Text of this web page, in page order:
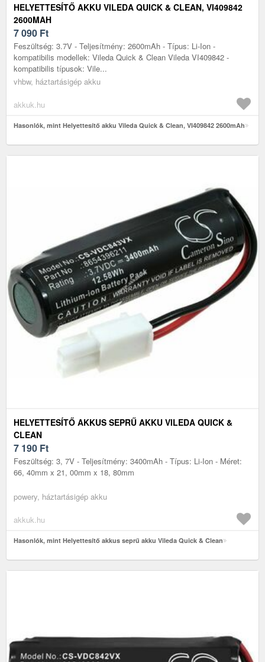
HELYETTESÍTŐ AKKU VILEDA QUICK & CLEAN, VI409842
2600MAH
7 090 Ft
Feszültség: 3.7V - Teljesítmény: 2600mAh - Típus: Li-Ion -
kompatibilis modellek: Vileda Quick & Clean Vileda VI409842 -
kompatibilis típusok: Vile...
vhbw, háztartásigép akku
akkuk.hu
Hasonlók, mint Helyettesítő akku Vileda Quick & Clean, VI409842 2600mAh
HELYETTESÍTŐ AKKUS SEPRŰ AKKU VILEDA QUICK &
CLEAN
7 190 Ft
Feszültség: 3, 7V - Teljesítmény: 3400mAh - Típus: Li-Ion - Méret:
66, 40mm x 21, 00mm x 18, 80mm
powery, háztartásigép akku
akkuk.hu
Hasonlók, mint Helyettesítő akkus seprű akku Vileda Quick & Clean